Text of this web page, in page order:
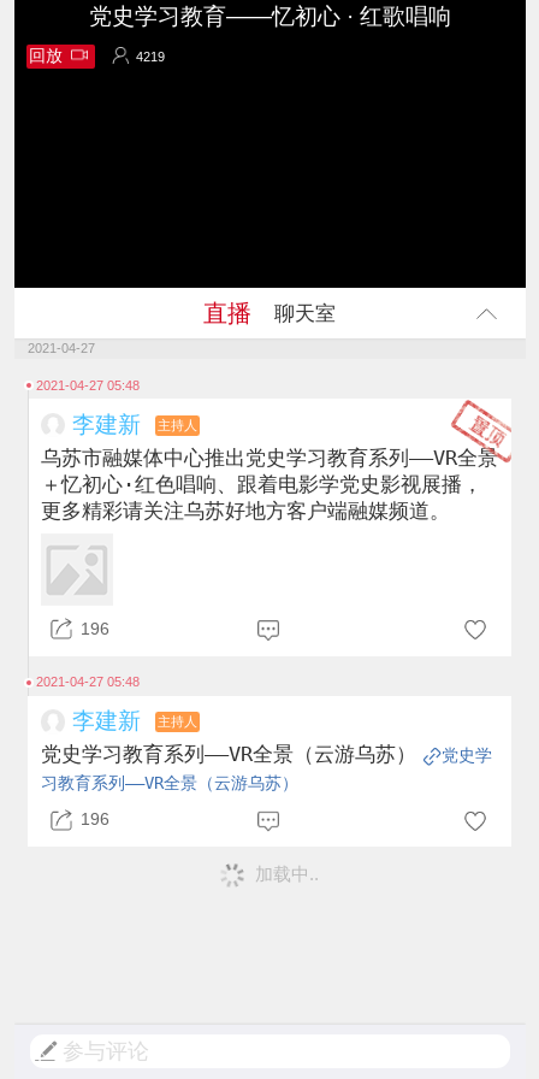
回放 4219
党史学习教育——忆初心 · 红歌唱响
直播 聊天室
2021-04-27
2021-04-27 05:48
李建新 主持人
乌苏市融媒体中心推出党史学习教育系列——VR全景
＋忆初心·红色唱响、跟着电影学党史影视展播，
更多精彩请关注乌苏好地方客户端融媒频道。
196
2021-04-27 05:48
李建新 主持人
党史学习教育系列——VR全景（云游乌苏）
党史学
习教育系列——VR全景（云游乌苏）
196
加载中..
参与评论